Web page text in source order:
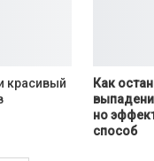
красивый
Как
но
способ